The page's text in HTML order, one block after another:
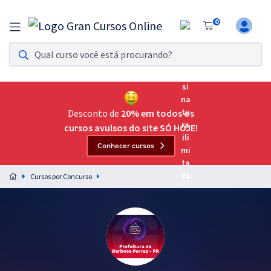
0
Assinatura Ilimitada 11
Acesso a todos os cursos. Teste grátis por 7 dias!
Assinatura OAB Até Passar
Acesso ilimitado a toda preparação para o Exame da
Preparação completa e intensiva para as principais
residências em saúde do Brasil
Desconto de 20% em todos os
cursos avulsos do site SÓ HOJE!
Conhecer cursos
Cursos por Concurso